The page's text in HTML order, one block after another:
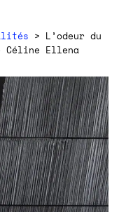
> L’odeur du
Ellena